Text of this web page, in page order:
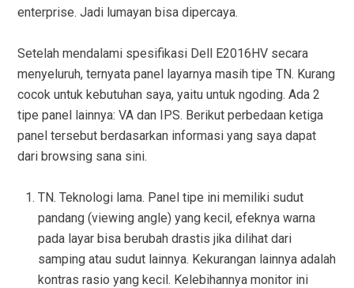
enterprise. Jadi lumayan bisa dipercaya.
Setelah mendalami spesifikasi Dell E2016HV secara
menyeluruh, ternyata panel layarnya masih tipe TN. Kurang
cocok untuk kebutuhan saya, yaitu untuk ngoding. Ada 2
tipe panel lainnya: VA dan IPS. Berikut perbedaan ketiga
panel tersebut berdasarkan informasi yang saya dapat
dari browsing sana sini.
TN. Teknologi lama. Panel tipe ini memiliki sudut
pandang (viewing angle) yang kecil, efeknya warna
pada layar bisa berubah drastis jika dilihat dari
samping atau sudut lainnya. Kekurangan lainnya adalah
kontras rasio yang kecil. Kelebihannya monitor ini